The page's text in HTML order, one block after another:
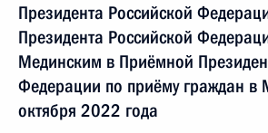
Президента Российской
Президента Российской
Мединским в Приёмной
Федерации по приёму граждан в
октября 2022 года